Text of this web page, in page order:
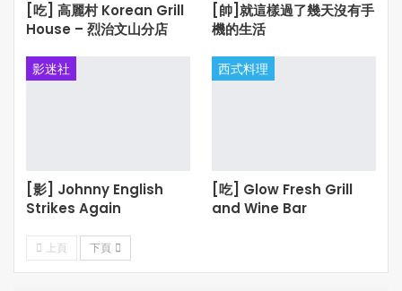
[吃] 高麗村 Korean Grill
House – 烈治文山分店
[帥]就這樣過了幾天沒有手
機的生活
影迷社
[影] Johnny English
Strikes Again
西式料理
[吃] Glow Fresh Grill
and Wine Bar
上頁 下頁